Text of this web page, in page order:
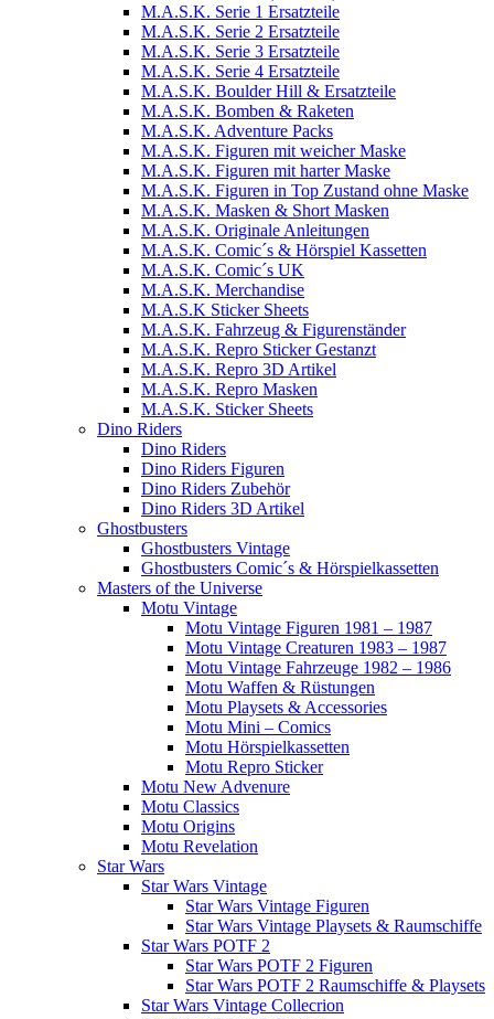
M.A.S.K. Serie 1 Ersatzteile
M.A.S.K. Serie 2 Ersatzteile
M.A.S.K. Serie 3 Ersatzteile
M.A.S.K. Serie 4 Ersatzteile
M.A.S.K. Boulder Hill & Ersatzteile
M.A.S.K. Bomben & Raketen
M.A.S.K. Adventure Packs
M.A.S.K. Figuren mit weicher Maske
M.A.S.K. Figuren mit harter Maske
M.A.S.K. Figuren in Top Zustand ohne Maske
M.A.S.K. Masken & Short Masken
M.A.S.K. Originale Anleitungen
M.A.S.K. Comic´s & Hörspiel Kassetten
M.A.S.K. Comic´s UK
M.A.S.K. Merchandise
M.A.S.K Sticker Sheets
M.A.S.K. Fahrzeug & Figurenständer
M.A.S.K. Repro Sticker Gestanzt
M.A.S.K. Repro 3D Artikel
M.A.S.K. Repro Masken
M.A.S.K. Sticker Sheets
Dino Riders
Dino Riders
Dino Riders Figuren
Dino Riders Zubehör
Dino Riders 3D Artikel
Ghostbusters
Ghostbusters Vintage
Ghostbusters Comic´s & Hörspielkassetten
Masters of the Universe
Motu Vintage
Motu Vintage Figuren 1981 – 1987
Motu Vintage Creaturen 1983 – 1987
Motu Vintage Fahrzeuge 1982 – 1986
Motu Waffen & Rüstungen
Motu Playsets & Accessories
Motu Mini – Comics
Motu Hörspielkassetten
Motu Repro Sticker
Motu New Advenure
Motu Classics
Motu Origins
Motu Revelation
Star Wars
Star Wars Vintage
Star Wars Vintage Figuren
Star Wars Vintage Playsets & Raumschiffe
Star Wars POTF 2
Star Wars POTF 2 Figuren
Star Wars POTF 2 Raumschiffe & Playsets
Star Wars Vintage Collecrion